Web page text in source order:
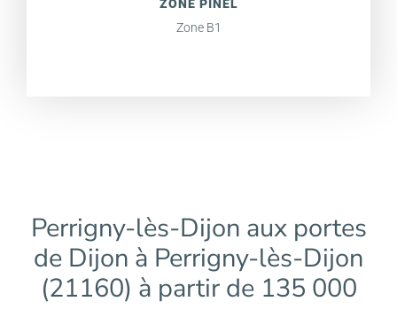
ZONE PINEL
Zone B1
Perrigny-lès-Dijon aux portes
de Dijon à Perrigny-lès-Dijon
(21160) à partir de 135 000